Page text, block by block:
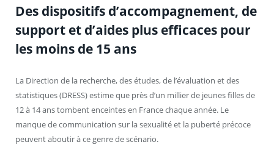
Des dispositifs d’accompagnement, de
support et d’aides plus efficaces pour
les moins de 15 ans
La Direction de la recherche, des études, de l’évaluation et des
statistiques (DRESS) estime que près d’un millier de jeunes filles de
12 à 14 ans tombent enceintes en France chaque année. Le
manque de communication sur la sexualité et la puberté précoce
peuvent aboutir à ce genre de scénario.